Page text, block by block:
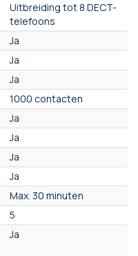
Uitbreiding tot 8 DECT-
telefoons
Ja
Ja
Ja
1000 contacten
Ja
Ja
Ja
Ja
Max. 30 minuten
5
Ja